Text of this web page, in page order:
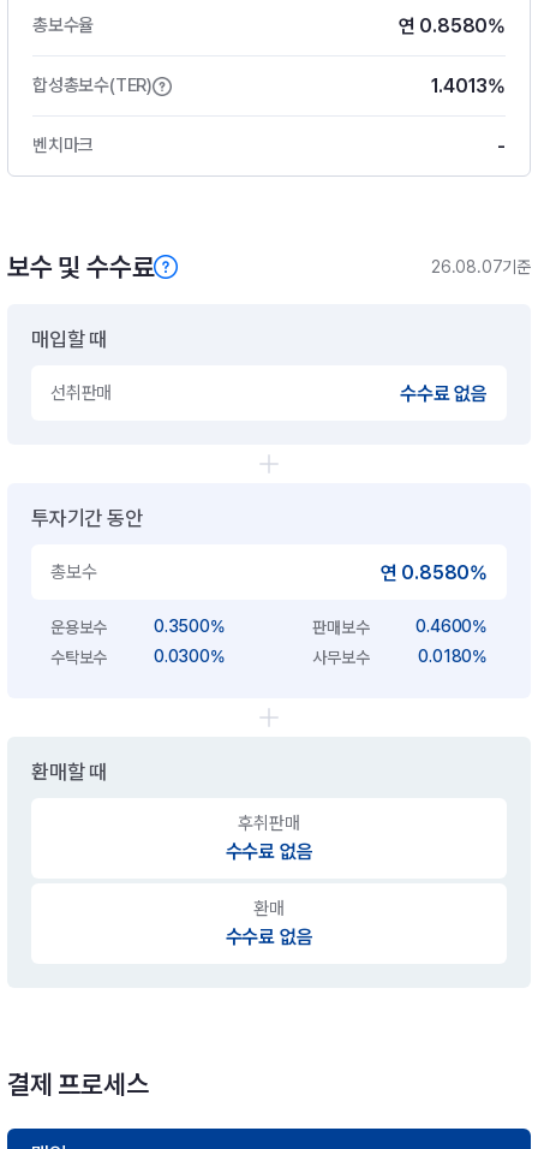
총보수율 연 0.8580%
합성총보수(TER) 1.4013%
벤치마크 -
보수 및 수수료 26.08.07기준
매입할 때
선취판매 수수료 없음
투자기간 동안
총보수 연 0.8580%
운용보수 0.3500% 판매보수
0.4600%
수탁보수
0.0300% 사무보수 0.0180%
환매할 때
후취판매
수수료 없음
환매
수수료 없음
결제 프로세스